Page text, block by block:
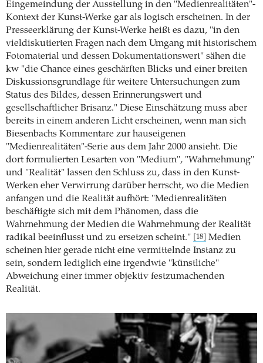
Eingemeindung der Ausstellung in den "Medienrealitäten"-
Kontext der Kunst-Werke gar als logisch erscheinen. In der
Presseerklärung der Kunst-Werke heißt es dazu, "in den
vieldiskutierten Fragen nach dem Umgang mit historischem
Fotomaterial und dessen Dokumentationswert" sähen die
kw "die Chance eines geschärften Blicks und einer breiten
Diskussionsgrundlage für weitere Untersuchungen zum
Status des Bildes, dessen Erinnerungswert und
gesellschaftlicher Brisanz." Diese Einschätzung muss aber
bereits in einem anderen Licht erscheinen, wenn man sich
Biesenbachs Kommentare zur hauseigenen
"Medienrealitäten"-Serie aus dem Jahr 2000 ansieht. Die
dort formulierten Lesarten von "Medium", "Wahrnehmung"
und "Realität" lassen den Schluss zu, dass in den Kunst-
Werken eher Verwirrung darüber herrscht, wo die Medien
anfangen und die Realität aufhört: "Medienrealitäten
beschäftigte sich mit dem Phänomen, dass die
Wahrnehmung der Medien die Wahrnehmung der Realität
radikal beeinflusst und zu ersetzen scheint."
[18]
Medien
scheinen hier gerade nicht eine vermittelnde Instanz zu
sein, sondern lediglich eine irgendwie "künstliche"
Abweichung einer immer objektiv festzumachenden
Realität.